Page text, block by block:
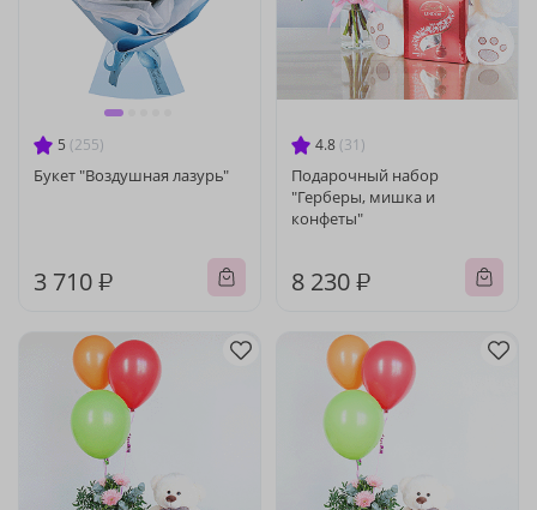
5 (255)
Букет "Воздушная лазурь"
3 710 ₽
4.8 (31)
Подарочный набор
"Герберы, мишка и
конфеты"
8 230 ₽